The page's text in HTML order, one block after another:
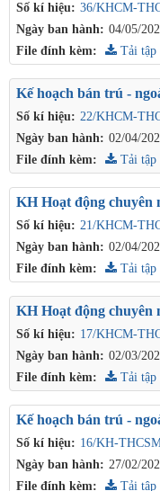
Số kí hiệu: 36/KHCM-
Ngày ban hành: 04/05/
File đính kèm: Tải tập
Số kí hiệu: 22/KHCM-
Ngày ban hành: 02/04/
Kế hoạch bán trú -
File đính kèm: Tải tập
Số kí hiệu: 21/KHCM-
Ngày ban hành: 02/04/
KH Hoạt động chuyên
File đính kèm: Tải tập
Số kí hiệu: 17/KHCM-
Ngày ban hành: 02/03/
KH Hoạt động chuyên
File đính kèm: Tải tập
Số kí hiệu: 16/KH-
Ngày ban hành: 27/02/
Kế hoạch bán trú -
File đính kèm: Tải tập